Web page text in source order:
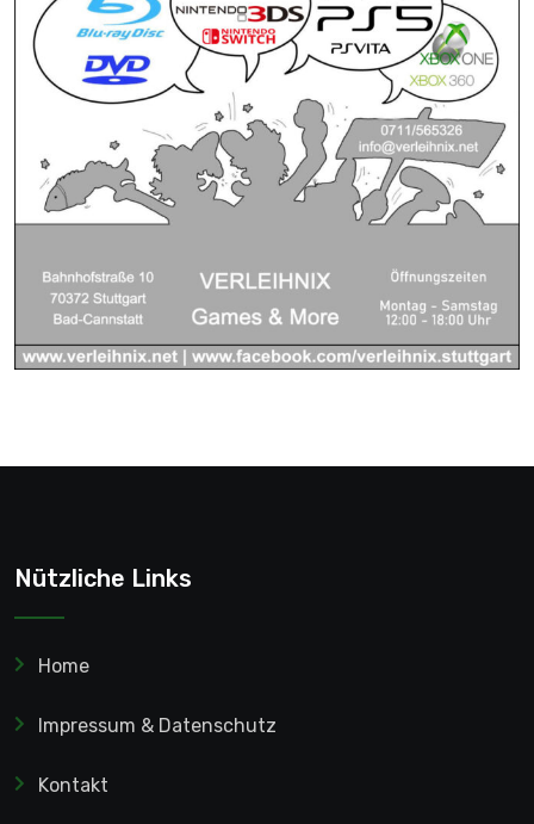
Nützliche Links
Home
Impressum & Datenschutz
Kontakt